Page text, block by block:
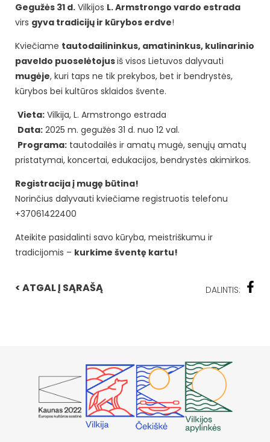
Gegužės 31 d. Vilkijos L. Armstrongo vardo estrada
virs gyva tradicijų ir kūrybos erdve!
Kviečiame tautodailininkus, amatininkus, kulinarinio
paveldo puoselėtojusiš visos Lietuvos dalyvauti
mugėje, kuri taps ne tik prekybos, bet ir bendrystės,
kūrybos bei kultūros sklaidos švente.
Vieta: Vilkija, L. Armstrongo estrada
Data: 2025 m. gegužės 31 d. nuo 12 val.
Programa: tautodailės ir amatų mugė, senųjų amatų
pristatymai, koncertai, edukacijos, bendrystės akimirkos.
Registracija į mugę būtina!
Norinčius dalyvauti kviečiame registruotis telefonu
+37061422400
Ateikite pasidalinti savo kūryba, meistriškumu ir
tradicijomis – kurkime šventę kartu!
< ATGAL Į SĄRAŠĄ DALINTIS: